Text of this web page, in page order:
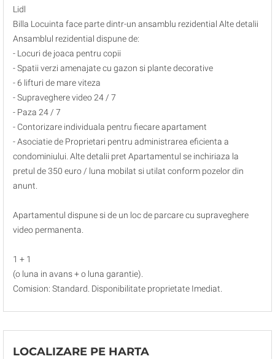
Lidl
Billa Locuinta face parte dintr-un ansamblu rezidential Alte detalii
Ansamblul rezidential dispune de:
- Locuri de joaca pentru copii
- Spatii verzi amenajate cu gazon si plante decorative
- 6 lifturi de mare viteza
- Supraveghere video 24 / 7
- Paza 24 / 7
- Contorizare individuala pentru fiecare apartament
- Asociatie de Proprietari pentru administrarea eficienta a
condominiului. Alte detalii pret Apartamentul se inchiriaza la
pretul de 350 euro / luna mobilat si utilat conform pozelor din
anunt.
Apartamentul dispune si de un loc de parcare cu supraveghere
video permanenta.
1 + 1
(o luna in avans + o luna garantie).
Comision: Standard. Disponibilitate proprietate Imediat.
LOCALIZARE PE HARTA